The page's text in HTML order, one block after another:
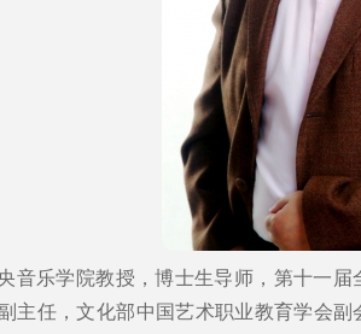
音乐学院教授，博士生导师，第十一
主任，文化部中国艺术职业教育学会